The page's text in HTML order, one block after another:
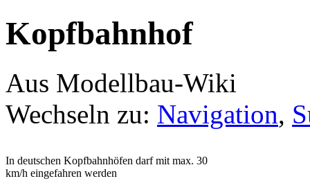
Kopfbahnhof
Aus Modellbau-Wiki
Wechseln zu: Navigation,
In deutschen Kopfbahnhöfen darf mit max. 30
km/h eingefahren werden